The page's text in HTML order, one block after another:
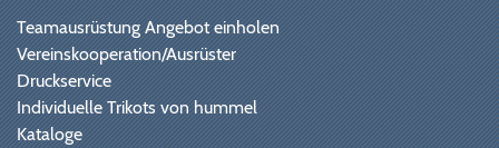
Teamausrüstung Angebot einholen
Vereinskooperation/Ausrüster
Druckservice
Individuelle Trikots von hummel
Kataloge